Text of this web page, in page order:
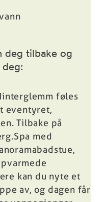
deg tilbake og
deg:
føles
eventyret,
Tilbake på
med
kan du nyte et
av, og dagen får